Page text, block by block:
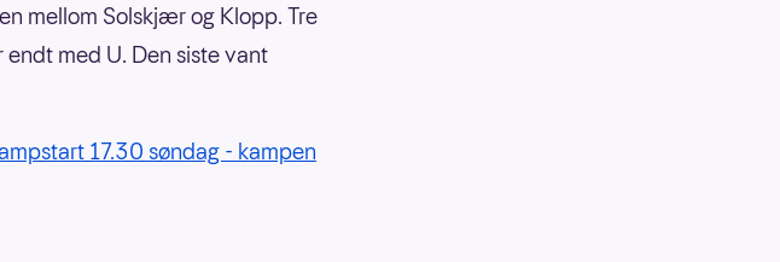
mellom Solskjær og Klopp. Tre
med U. Den siste vant
17.30 søndag - kampen